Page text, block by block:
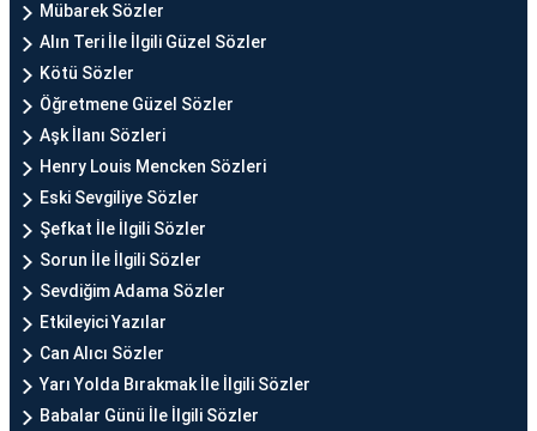
Mübarek Sözler
Alın Teri İle İlgili Güzel Sözler
Kötü Sözler
Öğretmene Güzel Sözler
Aşk İlanı Sözleri
Henry Louis Mencken Sözleri
Eski Sevgiliye Sözler
Şefkat İle İlgili Sözler
Sorun İle İlgili Sözler
Sevdiğim Adama Sözler
Etkileyici Yazılar
Can Alıcı Sözler
Yarı Yolda Bırakmak İle İlgili Sözler
Babalar Günü İle İlgili Sözler